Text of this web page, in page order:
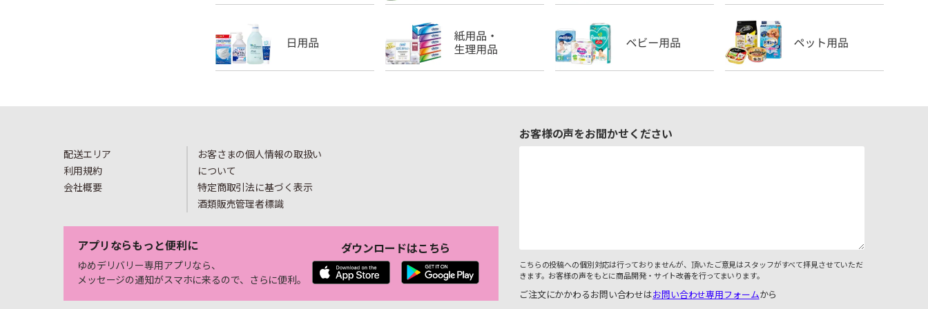
配送エリア
利用規約
会社概要
お客さまの個人情報の取扱い
について
特定商取引法に基づく表示
酒類販売管理者標識
アプリならもっと便利に
ゆめデリバリー専用アプリなら、
メッセージの通知がスマホに来るので、さらに便利。
ダウンロードはこちら
お客様の声をお聞かせください
こちらの投稿への個別対応は行っておりませんが、頂いたご意見はスタッフがすべて拝見させていただ
きます。お客様の声をもとに商品開発・サイト改善を行ってまいります。
ご注文にかかわるお問い合わせはお問い合わせ専用フォームから